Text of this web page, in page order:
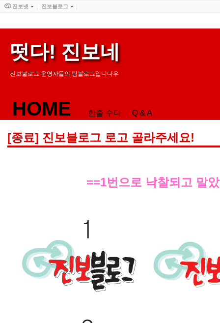
떳다! 진보네
진보불로그 운영자들의 팀블로그입니다우
HOME 한줄 수다 Q & A
[종료] 진보블로그 로고 골라주세요!
==1번으로 낙찰되고 말
진보넷 진보블로그